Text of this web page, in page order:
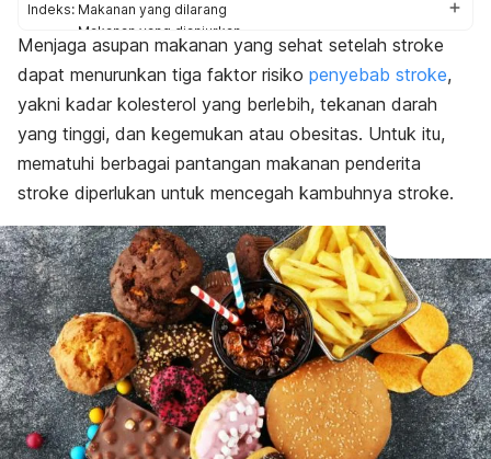
Indeks: Makanan yang dilarang
Makanan yang dianjurkan
Meningkatkan nafsu makan
Menjaga asupan makanan yang sehat setelah stroke
dapat menurunkan tiga faktor risiko penyebab stroke,
yakni kadar kolesterol yang berlebih, tekanan darah
yang tinggi, dan kegemukan atau obesitas. Untuk itu,
mematuhi berbagai pantangan makanan penderita
stroke diperlukan untuk mencegah kambuhnya stroke.